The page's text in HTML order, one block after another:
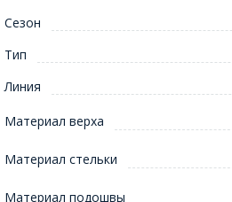
Сезон
Тип
Линия
Материал верха
Материал стельки
Материал подошвы